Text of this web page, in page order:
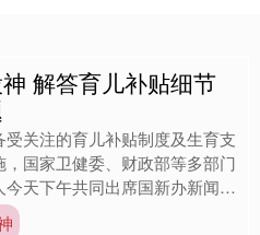
解答育儿补贴细节
受关注的育儿补贴制度及生育支
，国家卫健委、财政部等多部门
今天下午共同出席国新办新闻发
就补贴标准、申领方式、资金保